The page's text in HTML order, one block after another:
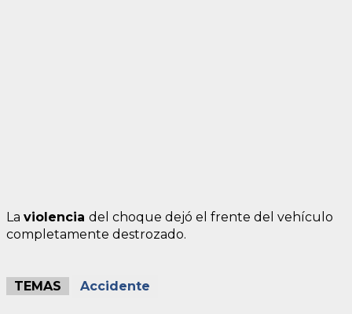
La violencia del choque dejó el frente del vehículo
completamente destrozado.
TEMAS Accidente